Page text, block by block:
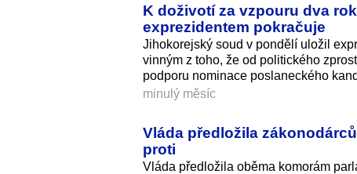
K doživotí za vzpouru dva
exprezidentem pokračuje
Jihokorejský soud v pondělí uložil
vinným z toho, že od politického
podporu nominace poslaneckého
minulý měsíc
Vláda předložila
proti
Vláda předložila oběma komorám